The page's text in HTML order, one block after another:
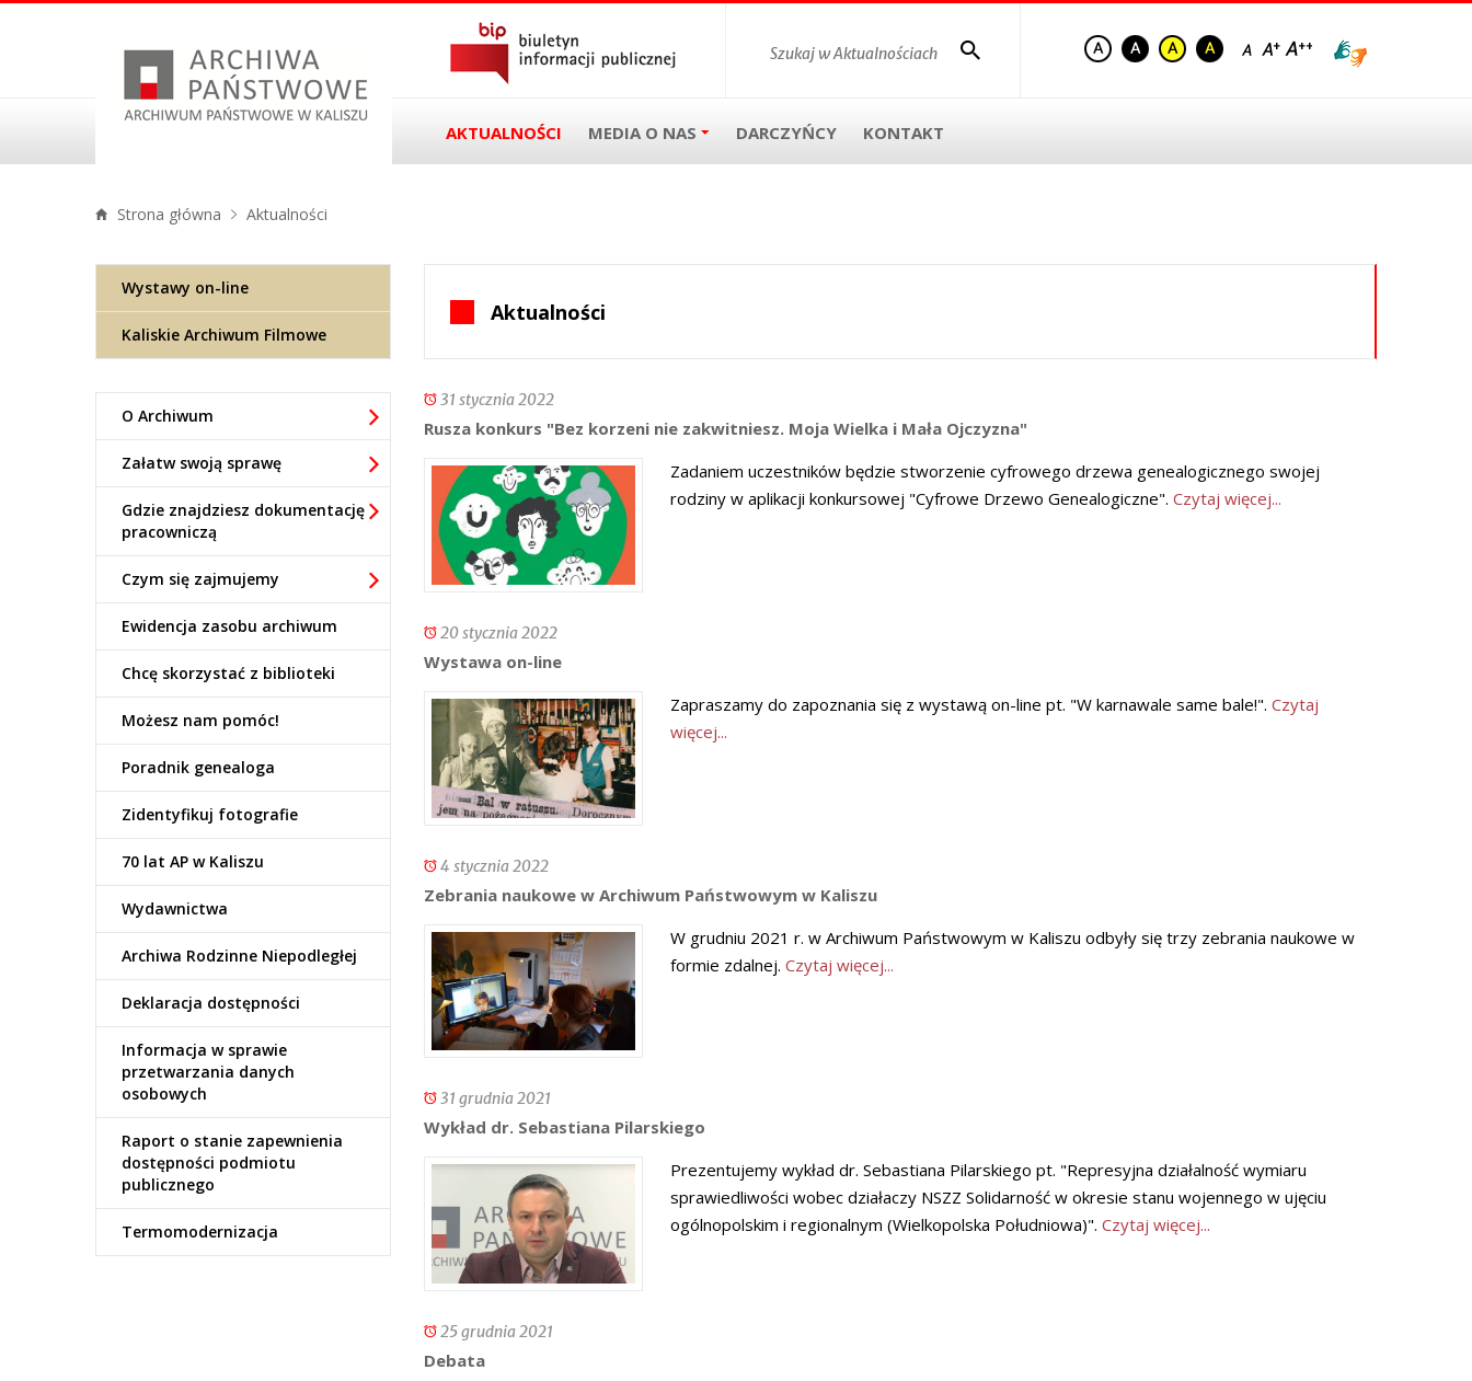
AKTUALNOŚCI MEDIA O NAS DARCZYŃCY KONTAKT
Strona główna Aktualności
Aktualności
31 stycznia 2022
Rusza konkurs "Bez korzeni nie zakwitniesz. Moja Wielka i Mała Ojczyzna"
Zadaniem uczestników będzie stworzenie cyfrowego drzewa genealogicznego swojej
rodziny w aplikacji konkursowej "Cyfrowe Drzewo Genealogiczne". Czytaj więcej...
20 stycznia 2022
Wystawa on-line
Zapraszamy do zapoznania się z wystawą on-line pt. "W karnawale same bale!". Czytaj
więcej...
4 stycznia 2022
Zebrania naukowe w Archiwum Państwowym w Kaliszu
W grudniu 2021 r. w Archiwum Państwowym w Kaliszu odbyły się trzy zebrania naukowe w
formie zdalnej. Czytaj więcej...
31 grudnia 2021
Wykład dr. Sebastiana Pilarskiego
Prezentujemy wykład dr. Sebastiana Pilarskiego pt. "Represyjna działalność wymiaru
sprawiedliwości wobec działaczy NSZZ Solidarność w okresie stanu wojennego w ujęciu
ogólnopolskim i regionalnym (Wielkopolska Południowa)". Czytaj więcej...
25 grudnia 2021
Debata
Wystawy on-line
Kaliskie Archiwum Filmowe
O Archiwum
Załatw swoją sprawę
Gdzie znajdziesz dokumentację
pracowniczą
Czym się zajmujemy
Ewidencja zasobu archiwum
Chcę skorzystać z biblioteki
Możesz nam pomóc!
Poradnik genealoga
Zidentyfikuj fotografie
70 lat AP w Kaliszu
Wydawnictwa
Archiwa Rodzinne Niepodległej
Deklaracja dostępności
Informacja w sprawie
przetwarzania danych
osobowych
Raport o stanie zapewnienia
dostępności podmiotu
publicznego
Termomodernizacja